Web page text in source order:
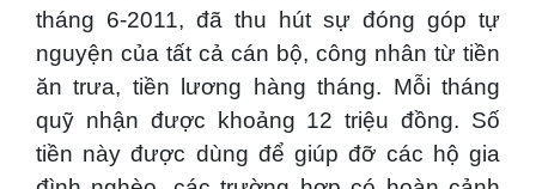
tháng 6-2011, đã thu hút sự đóng góp tự
nguyện của tất cả cán bộ, công nhân từ tiền
ăn trưa, tiền lương hàng tháng. Mỗi tháng
quỹ nhận được khoảng 12 triệu đồng. Số
tiền này được dùng để giúp đỡ các hộ gia